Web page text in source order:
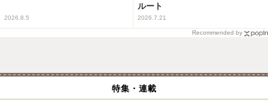
2026.8.5
ルート
2026.7.21
Recommended by
特集・連載